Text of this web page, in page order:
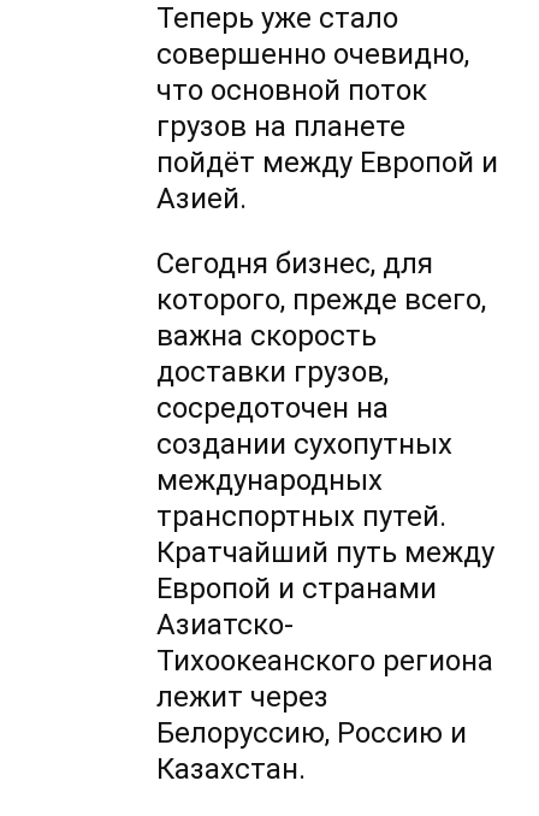
Теперь уже стало
совершенно очевидно,
что основной поток
грузов на планете
пойдёт между Европой и
Азией.
Сегодня бизнес, для
которого, прежде всего,
важна скорость
доставки грузов,
сосредоточен на
создании сухопутных
международных
транспортных путей.
Кратчайший путь между
Европой и странами
Азиатско-
Тихоокеанского региона
лежит через
Белоруссию, Россию и
Казахстан.